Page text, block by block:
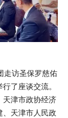
走访圣保罗慈佑
了座谈交流。
天津市政协经济
天津市人民政